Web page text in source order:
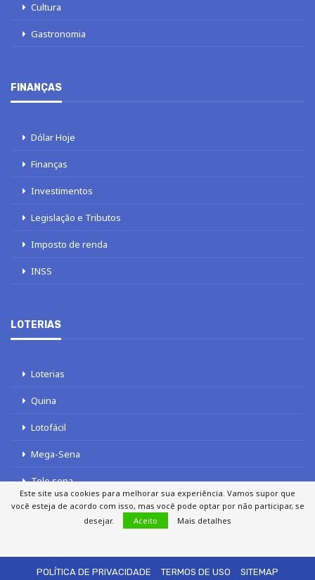
Cultura
Gastronomia
FINANÇAS
Dólar Hoje
Finanças
Investimentos
Legislação e Tributos
Imposto de renda
INSS
LOTERIAS
Loterias
Quina
Lotofácil
Mega-Sena
Tele sena
POLÍTICA DE PRIVACIDADE
TERMOS DE USO SITEMAP
Este site usa cookies para melhorar sua experiência. Vamos supor que
você esteja de acordo com isso, mas você pode optar por não participar, se
desejar.
Aceito Mais detalhes